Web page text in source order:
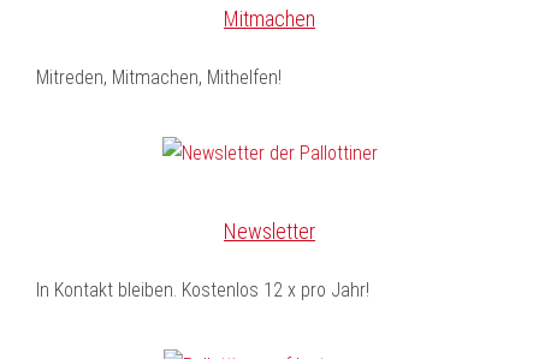
Mitmachen
Mitreden, Mitmachen, Mithelfen!
Newsletter
In Kontakt bleiben. Kostenlos 12 x pro Jahr!